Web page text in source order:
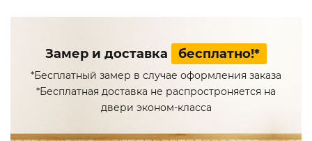
Замер и доставка бесплатно!*
*Бесплатный замер в случае оформления заказа
*Бесплатная доставка не распростроняется на
двери эконом-класса